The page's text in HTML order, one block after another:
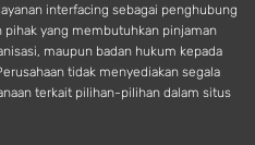
interfacing sebagai penghubung
yang membutuhkan pinjaman
maupun badan hukum kepada
tidak menyediakan segala
terkait pilihan-pilihan dalam situs